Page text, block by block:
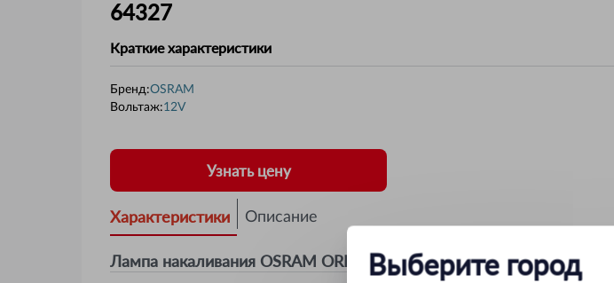
Выберите город
64327
Краткие характеристики
Бренд:OSRAM
Вольтаж:12V
Узнать цену
Характеристики Описание
Лампа накаливания OSRAM ORIGINAL LINE S2 12V 35W белая 64327